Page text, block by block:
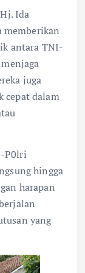
Ida
memberikan
antara TNI-
juga
cepat dalam
P0lri
hingga
harapan
yang